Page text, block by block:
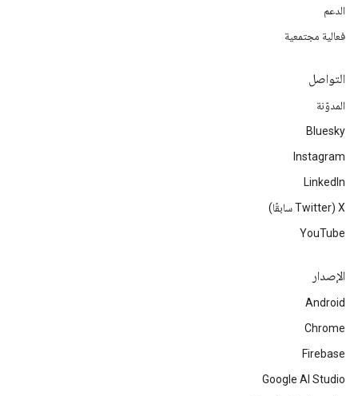
الدعم
فعالية مجتمعية
التواصل
المدوّنة
Bluesky
Instagram
LinkedIn
‫X ‏(Twitter سابقًا)
YouTube
الإصدار
Android
Chrome
Firebase
Google AI Studio